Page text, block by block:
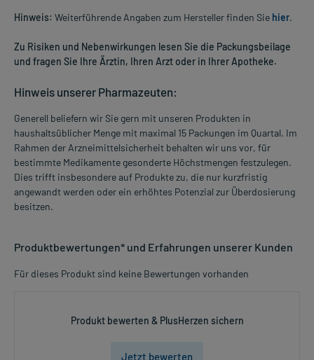
Hinweis: Weiterführende Angaben zum Hersteller finden Sie hier.
Zu Risiken und Nebenwirkungen lesen Sie die Packungsbeilage
und fragen Sie Ihre Ärztin, Ihren Arzt oder in Ihrer Apotheke.
Hinweis unserer Pharmazeuten:
Generell beliefern wir Sie gern mit unseren Produkten in
haushaltsüblicher Menge mit maximal 15 Packungen im Quartal. Im
Rahmen der Arzneimittelsicherheit behalten wir uns vor, für
bestimmte Medikamente gesonderte Höchstmengen festzulegen.
Dies trifft insbesondere auf Produkte zu, die nur kurzfristig
angewandt werden oder ein erhöhtes Potenzial zur Überdosierung
besitzen.
Produktbewertungen* und Erfahrungen unserer Kunden
Für dieses Produkt sind keine Bewertungen vorhanden
Produkt bewerten & PlusHerzen sichern
Jetzt bewerten